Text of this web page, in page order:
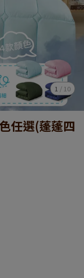
1 / 10
任選(蓬蓬四